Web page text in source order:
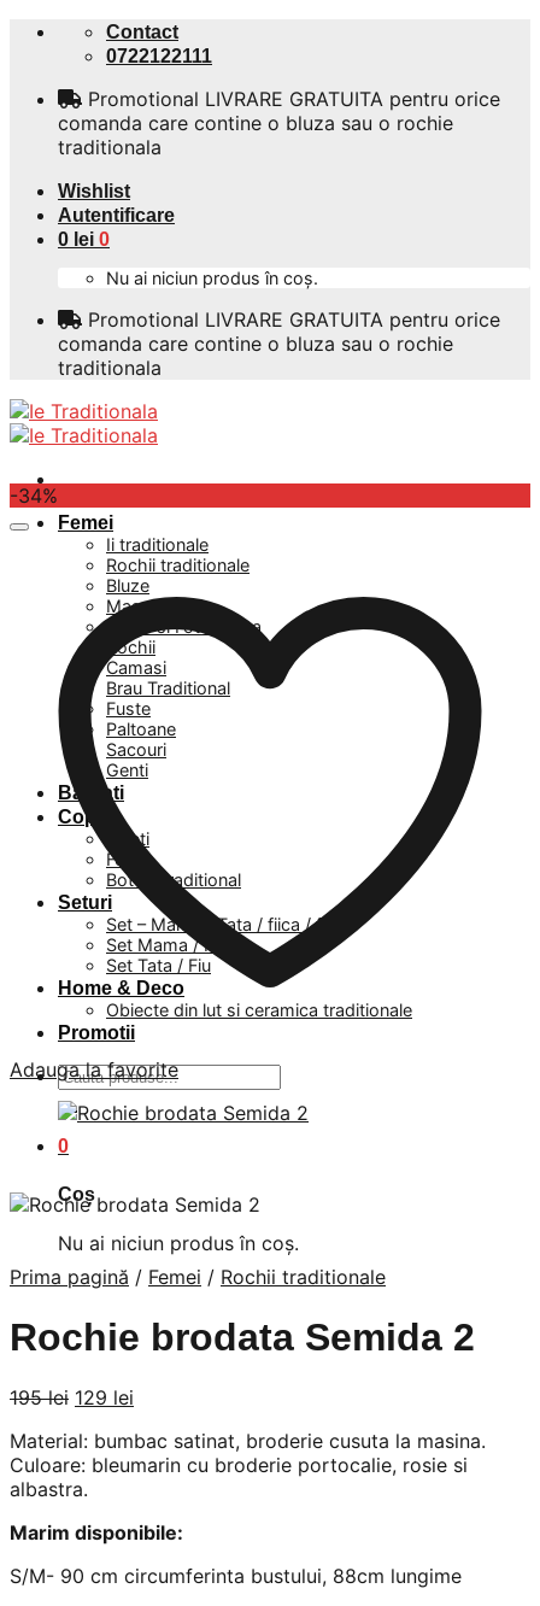
Skip
Contact
0722122111
Promotional LIVRARE GRATUITA pentru orice
comanda care contine o bluza sau o rochie
traditionala
Wishlist
Autentificare
0 lei 0
Nu ai niciun produs în coș.
Promotional LIVRARE GRATUITA pentru orice
comanda care contine o bluza sau o rochie
traditionala
Femei
Ii traditionale
Rochii traditionale
Bluze
Masuri mari
Veste si Fote Dama
Rochii
Camasi
Brau Traditional
Fuste
Paltoane
Sacouri
Genti
Barbati
Copii
Baieti
Fetite
Botez Traditional
Seturi
Set – Mama / Tata / fiica / fiu
Set Mama / Fiica
Set Tata / Fiu
Home & Deco
Obiecte din lut si ceramica traditionale
Promotii
Caută
după:
0
Coș
Nu ai niciun produs în coș.
-34%
Adauga la favorite
Prima pagină / Femei / Rochii traditionale
Rochie brodata Semida 2
195lei Prețul
a
fost:
195 lei.
129 lei
este:
129 lei.
Material: bumbac satinat, broderie cusuta la masina.
Culoare: bleumarin cu broderie portocalie, rosie si
albastra.
Marim disponibile:
S/M- 90 cm circumferinta bustului, 88cm lungime